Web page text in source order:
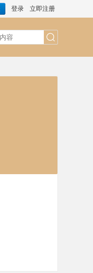
登录 立即注册